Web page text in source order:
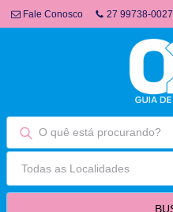
Fale Conosco 27 99738-0027